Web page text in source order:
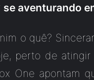
se aventurando
o quê?
perto de
One apontam